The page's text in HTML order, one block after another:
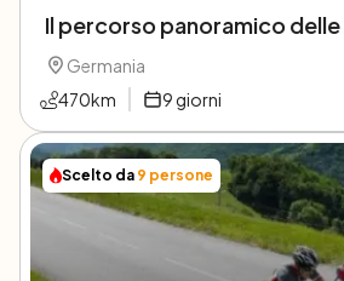
Il percorso panoramico delle
Germania
470km 9giorni
Scelto da 9 persone